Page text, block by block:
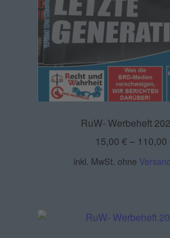
RuW- Werbeheft
15,00 €– 110,00
inkl. MwSt. ohne